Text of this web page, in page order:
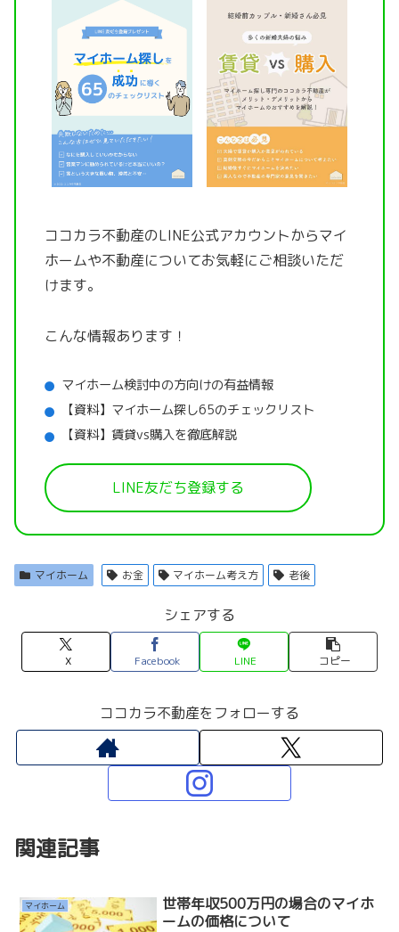
ココカラ不動産のLINE公式アカウントからマイ
ホームや不動産についてお気軽にご相談いただ
けます。
こんな情報あります！
マイホーム検討中の方向けの有益情報
【資料】マイホーム探し65のチェックリスト
【資料】賃貸vs購入を徹底解説
LINE友だち登録する
マイホーム お金 マイホーム考え方 老後
シェアする
X Facebook LINE コピー
ココカラ不動産をフォローする
関連記事
マイホーム
世帯年収500万円の場合のマイホ
ームの価格について